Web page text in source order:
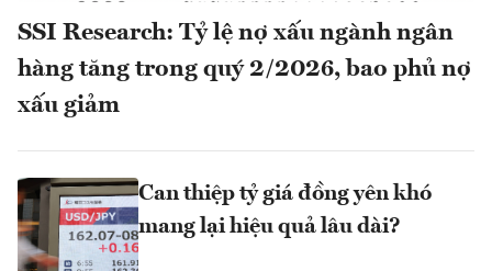
SSI Research: Tỷ lệ nợ xấu ngành ngân
hàng tăng trong quý 2/2026, bao phủ nợ
xấu giảm
Can thiệp tỷ giá đồng yên khó
mang lại hiệu quả lâu dài?